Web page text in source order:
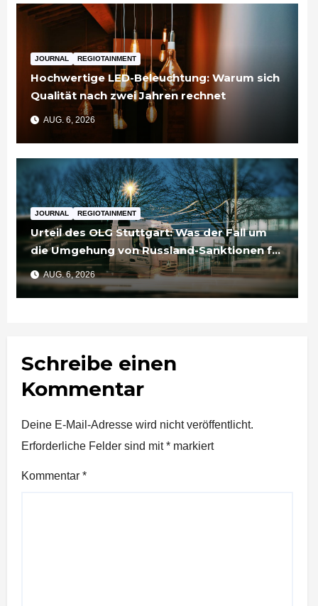
JOURNAL REGIOTAINMENT
Hochwertige LED-Beleuchtung: Warum sich
Qualität nach zwei Jahren rechnet
AUG. 6, 2026
JOURNAL REGIOTAINMENT
Urteil des OLG Stuttgart: Was der Fall um
die Umgehung von Russland-Sanktionen für
Unternehmen bedeutet
AUG. 6, 2026
Schreibe einen
Kommentar
Deine E-Mail-Adresse wird nicht veröffentlicht.
Erforderliche Felder sind mit* markiert
Kommentar *